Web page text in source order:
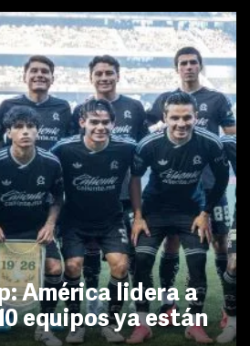
América lidera a
equipos ya están